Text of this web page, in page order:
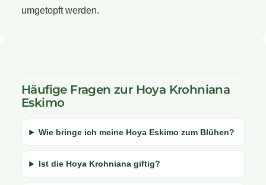
umgetopft werden.
Häufige Fragen zur Hoya Krohniana
Eskimo
Wie bringe ich meine Hoya Eskimo zum Blühen?
Ist die Hoya Krohniana giftig?